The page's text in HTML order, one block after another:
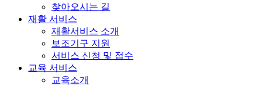
찾아오시는 길
재활 서비스
재활서비스 소개
보조기구 지원
서비스 신청 및 접수
교육 서비스
교육소개